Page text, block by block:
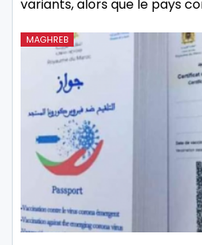
variants, alors que le pays
MAGHREB